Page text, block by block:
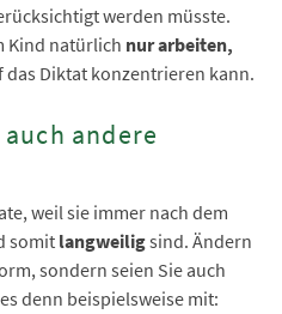
werden müsste.
Kind natürlich nur arbeiten,
das Diktat konzentrieren kann.
andere
weil sie immer nach dem
somit langweiligsind. Ändern
sondern seien Sie auch
denn beispielsweise mit: